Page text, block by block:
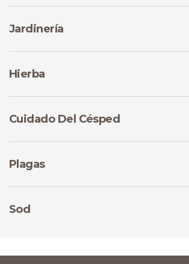
Jardinería
Hierba
Cuidado Del Césped
Plagas
Sod